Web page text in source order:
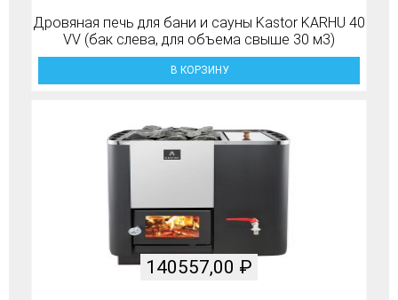
Дровяная печь для бани и сауны Kastor KARHU 40
VV (бак слева, для объема свыше 30 м3)
В КОРЗИНУ
140557,00 ₽